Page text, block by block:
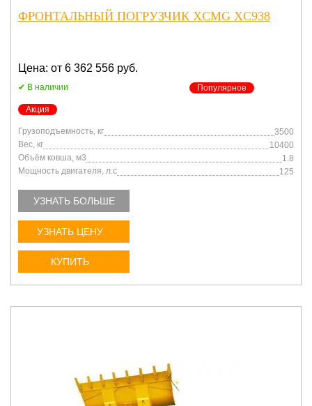
ФРОНТАЛЬНЫЙ ПОГРУЗЧИК XCMG XC938
Цена: от 6 362 556 руб.
В наличии Популярное
Акция
Грузоподъемность, кг
3500
Вес, кг
10400
Объём ковша, м3
1.8
Мощность двигателя, л.с
125
УЗНАТЬ БОЛЬШЕ
УЗНАТЬ ЦЕНУ
КУПИТЬ